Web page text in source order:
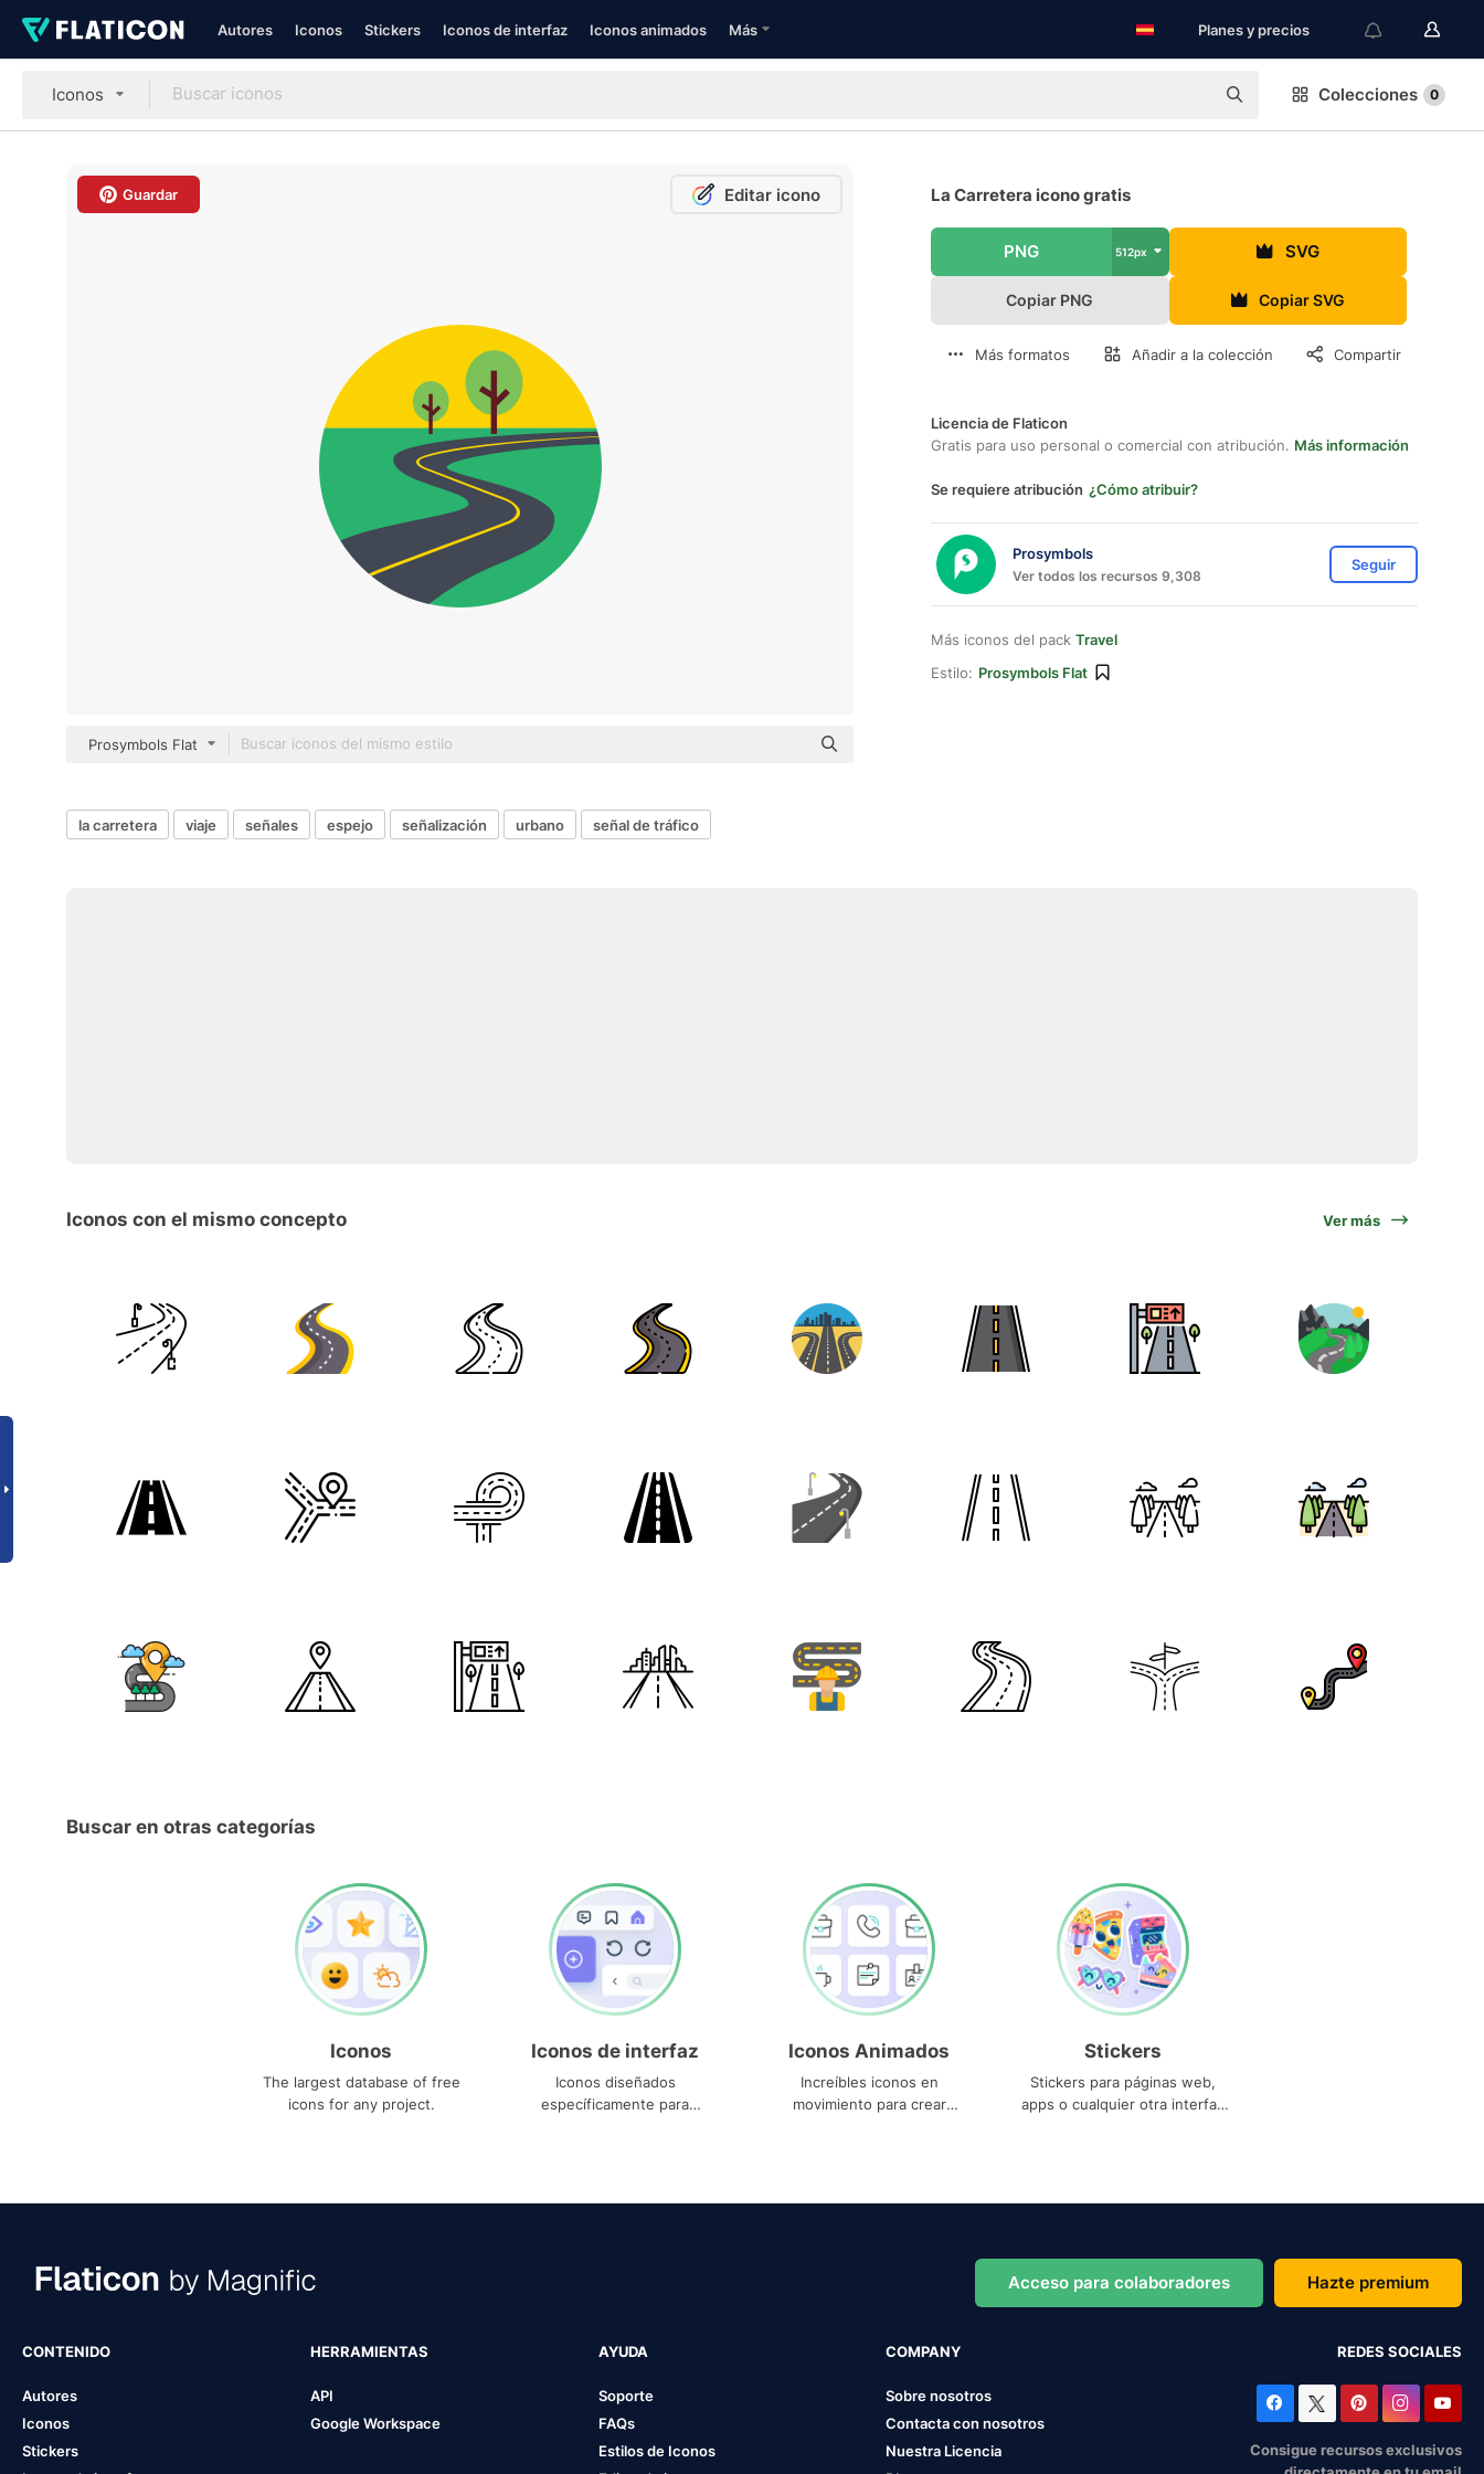
Autores Iconos Stickers Iconos de interfaz Iconos animados Más Planes y precios
Iconos Colecciones 0
Guardar Editar icono
Prosymbols Flat
La Carretera icono gratis
PNG 512px SVG
Copiar PNG Copiar SVG
Más formatos Añadir a la colección Compartir
Licencia de Flaticon
Gratis para uso personal o comercial con atribución. Más información
Se requiere atribución ¿Cómo atribuir?
Prosymbols
Ver todos los recursos 9,308
Seguir
Más iconos del pack Travel
Estilo: Prosymbols Flat
la carretera viaje señales espejo señalización urbano señal de tráfico
Iconos con el mismo concepto Ver más
Buscar en otras categorías
Iconos
The largest database of free
icons for any project.
Iconos de interfaz
Iconos diseñados
específicamente para
Iconos Animados
Increíbles iconos en
movimiento para crear
Stickers
Stickers para páginas web,
apps o cualquier otra interfaz
Acceso para colaboradores Hazte premium
CONTENIDO
Autores
Iconos
Stickers
HERRAMIENTAS
API
Google Workspace
AYUDA
Soporte
FAQs
Estilos de Iconos
COMPANY
Sobre nosotros
Contacta con nosotros
Nuestra Licencia
REDES SOCIALES
Consigue recursos exclusivos